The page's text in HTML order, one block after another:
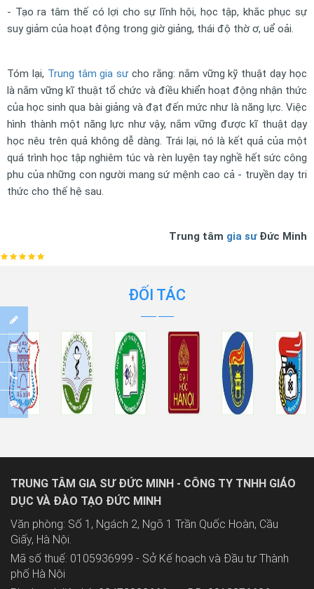
- Tạo ra tâm thế có lợi cho sự lĩnh hội, học tập, khắc phục sự
suy giảm của hoạt động trong giờ giảng, thái độ thờ ơ, uể oải.
Tóm lại, Trung tâm gia sư cho rằng: nắm vững kỹ thuật dạy học
là nắm vững kĩ thuật tổ chức và điều khiển hoạt động nhận thức
của học sinh qua bài giảng và đạt đến mức như là năng lực. Việc
hình thành một năng lực như vậy, nắm vững được kĩ thuật dạy
học nêu trên quả không dễ dàng. Trái lại, nó là kết quả của một
quá trình học tập nghiêm túc và rèn luyện tay nghề hết sức công
phu của những con người mang sứ mệnh cao cả - truyền dạy tri
thức cho thế hệ sau.
Trung tâm gia sưĐức Minh
ĐỐI TÁC
TRUNG TÂM GIA SƯ ĐỨC MINH - CÔNG TY TNHH GIÁO
DỤC VÀ ĐÀO TẠO ĐỨC MINH
Văn phòng: Số 1, Ngách 2, Ngõ 1 Trần Quốc Hoàn, Cầu
Giấy, Hà Nội.
Mã số thuế: 0105936999 - Sở Kế hoạch và Đầu tư Thành
phố Hà Nội